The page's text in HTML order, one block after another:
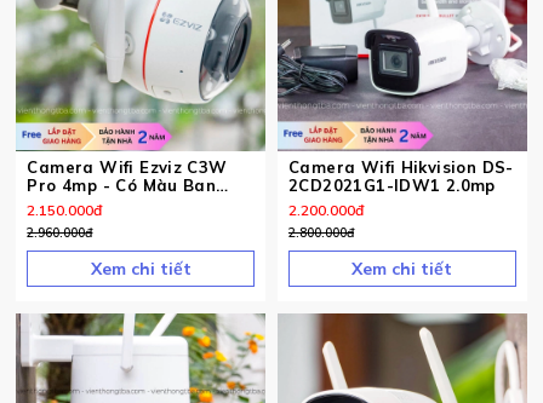
Camera Wifi Ezviz C3W
Pro 4mp - Có Màu Ban
Đêm
2.150.000đ
2.960.000đ
Xem chi tiết
Camera Wifi Hikvision DS-
2CD2021G1-IDW1 2.0mp
2.200.000đ
2.800.000đ
Xem chi tiết